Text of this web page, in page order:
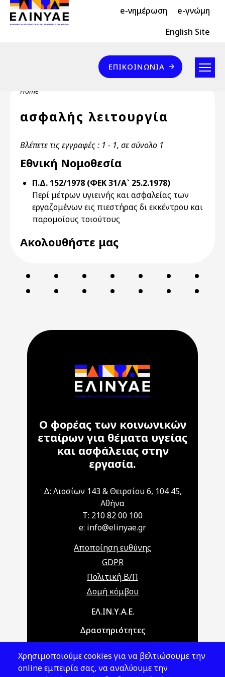
Skip to main content
Header Top 2 e-νημέρωση e-γνώμη
Header Top English Site
Επικοινωνία
ΕΠΙΚΟΙΝΩΝΊΑ
Breadcrumb
Home
ασφαλής λειτουργία
Βλέπετε τις εγγραφές : 1 - 1, σε σύνολο 1
Εθνική Νομοθεσία
Π.Δ. 152/1978 (ΦΕΚ 31/Α` 25.2.1978)
Περί μέτρων υγιεινής και ασφαλείας των
εργαζομένων εις πιεστήρας δι εκκέντρου και
παρομοίους τοιούτους
Ακολουθήστε μας
Ο φορέας των κοινωνικών
εταίρων για θέματα υγείας
και ασφάλειας στην
εργασία.
Δ: Λιοσίων 143 & Θειρσίου 6, 104 45,
Αθήνα
T: 210 82 00 100
e: info@elinyae.gr
Αποποίηση ευθύνης
GDPR
Πολιτική Β/Π
Δομή κόμβου
Main navigationΕΛ.ΙΝ.Υ.Α.Ε.
Δραστηριότητες
Νομοθεσία
Χρησιμοποιούμε cookies για να βελτιώσουμε την
online εμπειρία σας, να αναλύουμε την